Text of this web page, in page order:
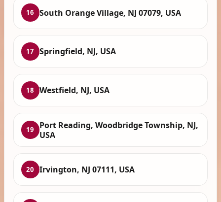
16 South Orange Village, NJ 07079, USA
17 Springfield, NJ, USA
18 Westfield, NJ, USA
19
Port Reading, Woodbridge Township, NJ,
USA
20 Irvington, NJ 07111, USA